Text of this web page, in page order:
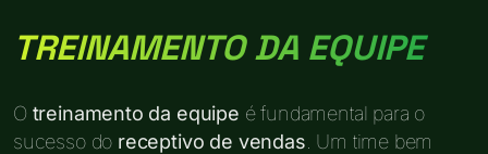
TREINAMENTO DA EQUIPE
O treinamento da equipe é fundamental para o
sucesso do receptivo de vendas . Um time bem